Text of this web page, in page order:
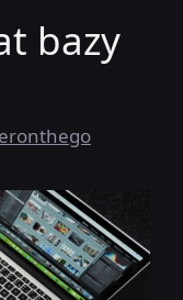
bazy